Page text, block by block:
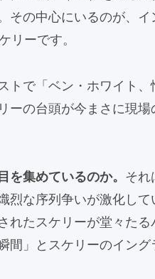
その中心にいるのが、
リーです。
トで「ベン・ホワイト
ーの台頭が今まさに現
を集めているのか。 それ
烈な序列争いが激化し
れたスケリーが堂々た
間」とスケリーのイング